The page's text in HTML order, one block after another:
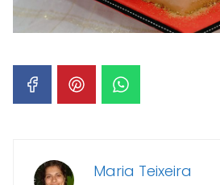
Maria Teixeira